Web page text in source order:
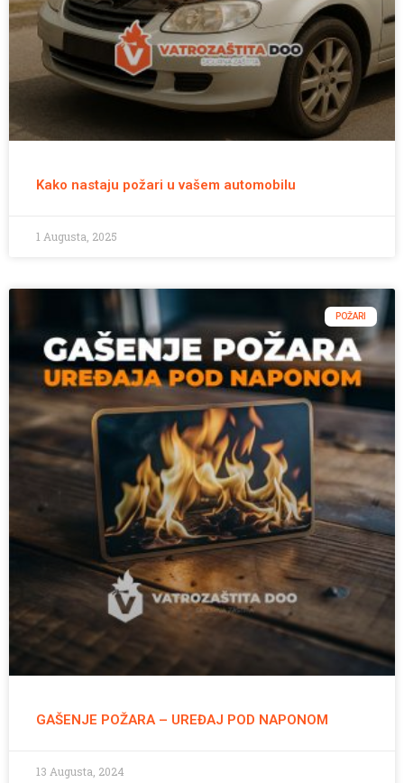
Kako nastaju požari u vašem automobilu
1 Augusta, 2025
POŽARI
GAŠENJE POŽARA – UREĐAJ POD NAPONOM
13 Augusta, 2024